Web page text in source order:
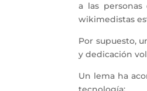
a las
wikimedistas
Por supuesto,
y dedicación
Un lema ha